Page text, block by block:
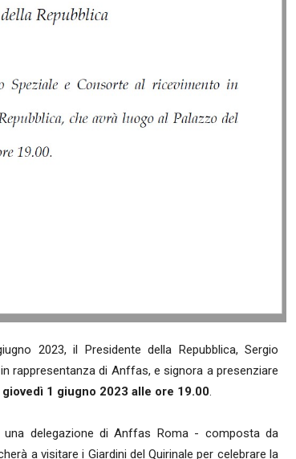
2023, il Presidente della Repubblica, Sergio
rappresentanza di Anffas, e signora a presenziare
giovedì 1 giugno 2023 alle ore 19.00.
una delegazione di Anffas Roma - composta da
a visitare i Giardini del Quirinale per celebrare la